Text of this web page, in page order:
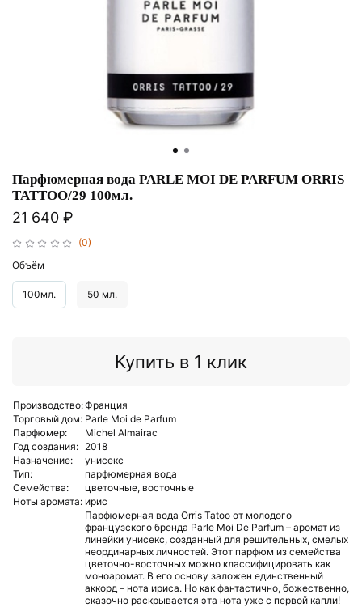
(0)
Парфюмерная вода PARLE MOI DE PARFUM ORRIS
TATTOO/29 100мл.
21 640 ₽
Купить в 1 клик
Объём
100мл. 50 мл.
Производство:Франция
Торговый дом: Parle Moi de Parfum
Парфюмер:
Michel Almairac
Год создания: 2018
Назначение:
унисекс
Тип:
парфюмерная вода
Семейства:
цветочные, восточные
Ноты аромата: ирис
Парфюмерная вода Orris Tatoo от молодого
французского бренда Parle Moi De Parfum – аромат из
линейки унисекс, созданный для решительных, смелых
неординарных личностей. Этот парфюм из семейства
цветочно-восточных можно классифицировать как
моноаромат. В его основу заложен единственный
аккорд – нота ириса. Но как фантастично, божественно,
сказочно раскрывается эта нота уже с первой капли!